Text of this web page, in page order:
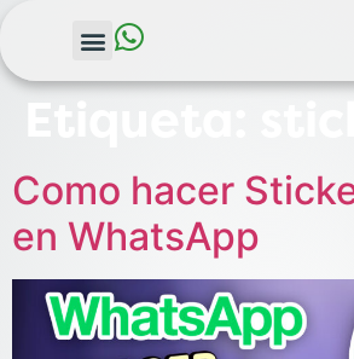
Como hacer
en WhatsApp